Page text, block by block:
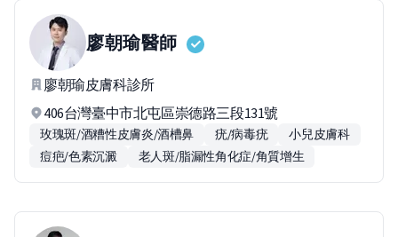
廖朝瑜醫師
廖朝瑜皮膚科診所
406台灣臺中市北屯區崇德路三段131號
玫瑰斑/酒糟性皮膚炎/酒槽鼻 疣/病毒疣
小兒皮膚科
痘疤/色素沉澱
老人斑/脂漏性角化症/角質增生